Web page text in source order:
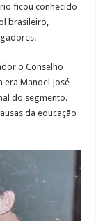
ficou conhecido
brasileiro,
o Conselho
era Manoel José
do segmento.
da educação